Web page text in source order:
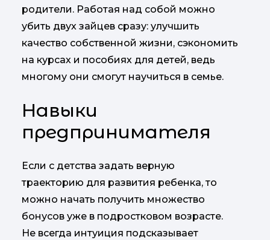
родители. Работая над собой можно
убить двух зайцев сразу: улучшить
качество собственной жизни, сэкономить
на курсах и пособиях для детей, ведь
многому они смогут научиться в семье.
Навыки
предпринимателя
Если с детства задать верную
траекторию для развития ребенка, то
можно начать получить множество
бонусов уже в подростковом возрасте.
Не всегда интуиция подсказывает